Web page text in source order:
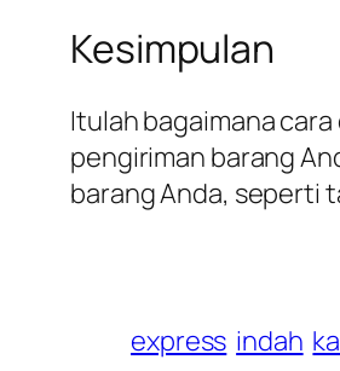
Kesimpulan
Itulah bagaimana
pengiriman barang
barang Anda, seperti
express indah